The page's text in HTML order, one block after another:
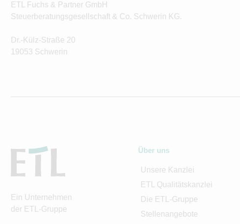
ETL Fuchs & Partner GmbH
Steuerberatungsgesellschaft & Co. Schwerin KG.
Dr.-Külz-Straße 20
19053 Schwerin
Ein Unternehmen
der ETL-Gruppe
Über uns
Unsere Kanzlei
ETL Qualitätskanzlei
Die ETL-Gruppe
Stellenangebote